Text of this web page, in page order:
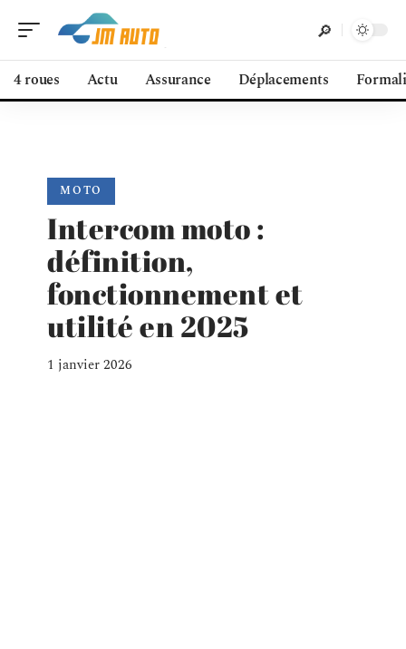
4 roues Actu Assurance Déplacements
MOTO
Intercom moto :
définition,
fonctionnement et
utilité en 2025
1 janvier 2026